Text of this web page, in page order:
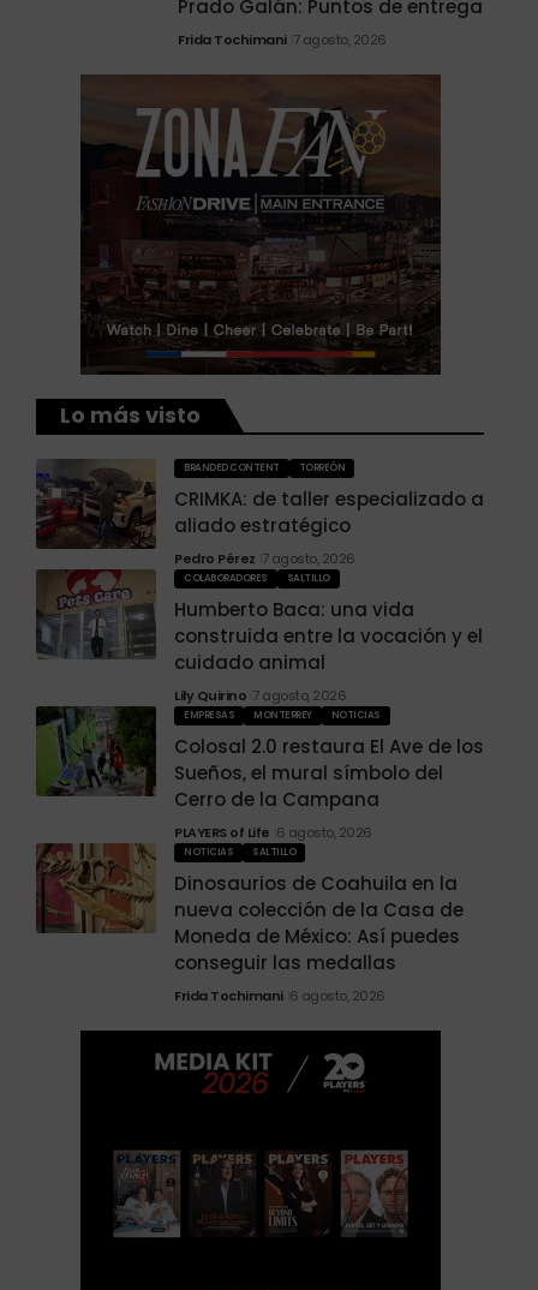
Prado Galán: Puntos de entrega
Frida Tochimani 7 agosto, 2026
Lo más visto
BRANDED CONTENT TORREÓN
CRIMKA: de taller especializado a
aliado estratégico
Pedro Pérez 7 agosto, 2026
COLABORADORES SALTILLO
Humberto Baca: una vida
construida entre la vocación y el
cuidado animal
Lily Quirino 7 agosto, 2026
EMPRESAS MONTERREY NOTICIAS
Colosal 2.0 restaura El Ave de los
Sueños, el mural símbolo del
Cerro de la Campana
PLAYERS of Life 6 agosto, 2026
NOTICIAS SALTILLO
Dinosaurios de Coahuila en la
nueva colección de la Casa de
Moneda de México: Así puedes
conseguir las medallas
Frida Tochimani 6 agosto, 2026